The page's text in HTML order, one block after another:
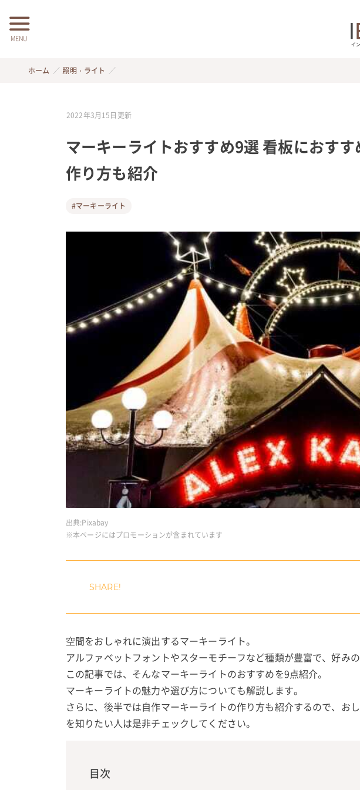
MENU
ホーム 照明・ライト
2022年3月15日 更新
マーキーライトおすすめ9選 看板におす
作り方も紹介
#マーキーライト
出典:Pixabay
※本ページにはプロモーションが含まれています
空間をおしゃれに演出するマーキーライト。
アルファベットフォントやスターモチーフなど種類が豊富で、好み
この記事では、そんなマーキーライトのおすすめを9点紹介。
マーキーライトの魅力や選び方についても解説します。
さらに、後半では自作マーキーライトの作り方も紹介するので、お
を知りたい人は是非チェックしてください。
目次